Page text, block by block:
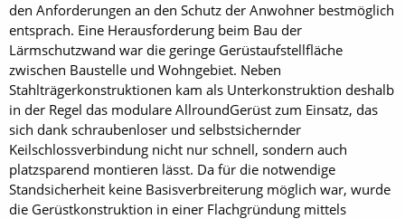
den Anforderungen an den Schutz der Anwohner bestmöglich
entsprach. Eine Herausforderung beim Bau der
Lärmschutzwand war die geringe Gerüstaufstellfläche
zwischen Baustelle und Wohngebiet. Neben
Stahlträgerkonstruktionen kam als Unterkonstruktion deshalb
in der Regel das modulare AllroundGerüst zum Einsatz, das
sich dank schraubenloser und selbstsichernder
Keilschlossverbindung nicht nur schnell, sondern auch
platzsparend montieren lässt. Da für die notwendige
Standsicherheit keine Basisverbreiterung möglich war, wurde
die Gerüstkonstruktion in einer Flachgründung mittels